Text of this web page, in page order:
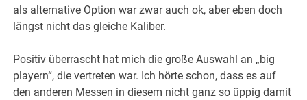
als alternative Option war zwar auch ok, aber eben doch
längst nicht das gleiche Kaliber.
Positiv überrascht hat mich die große Auswahl an „big
playern“, die vertreten war. Ich hörte schon, dass es auf
den anderen Messen in diesem nicht ganz so üppig damit